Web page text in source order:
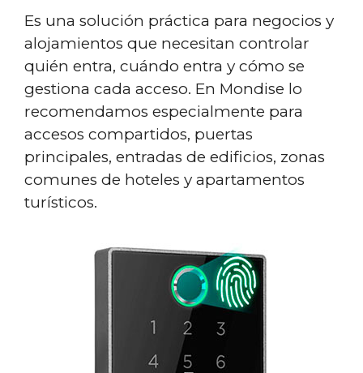
Es una solución práctica para negocios y
alojamientos que necesitan controlar
quién entra, cuándo entra y cómo se
gestiona cada acceso. En Mondise lo
recomendamos especialmente para
accesos compartidos, puertas
principales, entradas de edificios, zonas
comunes de hoteles y apartamentos
turísticos.